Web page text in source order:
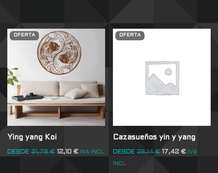
OFERTA
Ying yang Koi
DESDE 21,78€ 12,10 € IVA INCL
OFERTA
Cazasueños yin y yang
DESDE 26,14€ 17,42€ IVA
INCL